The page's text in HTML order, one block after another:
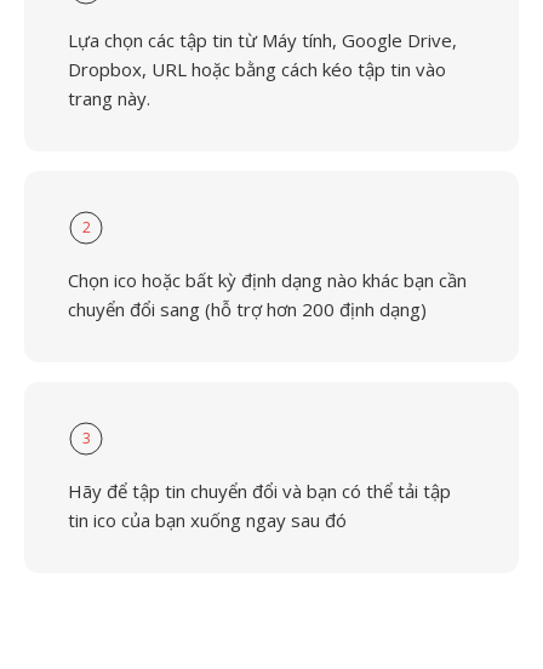
Lựa chọn các tập tin từ Máy tính, Google Drive,
Dropbox, URL hoặc bằng cách kéo tập tin vào
trang này.
2
Chọn ico hoặc bất kỳ định dạng nào khác bạn cần
chuyển đổi sang (hỗ trợ hơn 200 định dạng)
3
Hãy để tập tin chuyển đổi và bạn có thể tải tập
tin ico của bạn xuống ngay sau đó